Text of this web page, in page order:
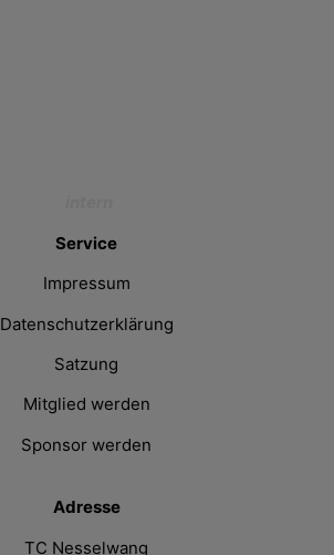
Adresse
TC Nesselwang
Service
Impressum
Datenschutzerklärung
Satzung
Mitglied werden
Sponsor werden